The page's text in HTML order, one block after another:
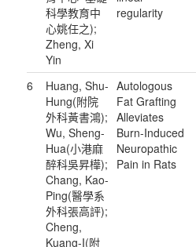
科學教育中
心姚任之);
Zheng, Xi
Yin
regularity
6
Huang, Shu-
Hung(附院
外科黃書鴻);
Wu, Sheng-
Hua(小港麻
醉科吳昇樺);
Chang, Kao-
Ping(醫學系
外科張高評);
Cheng,
Kuang-I(附
Autologous
Fat Grafting
Alleviates
Burn-Induced
Neuropathic
Pain in Rats